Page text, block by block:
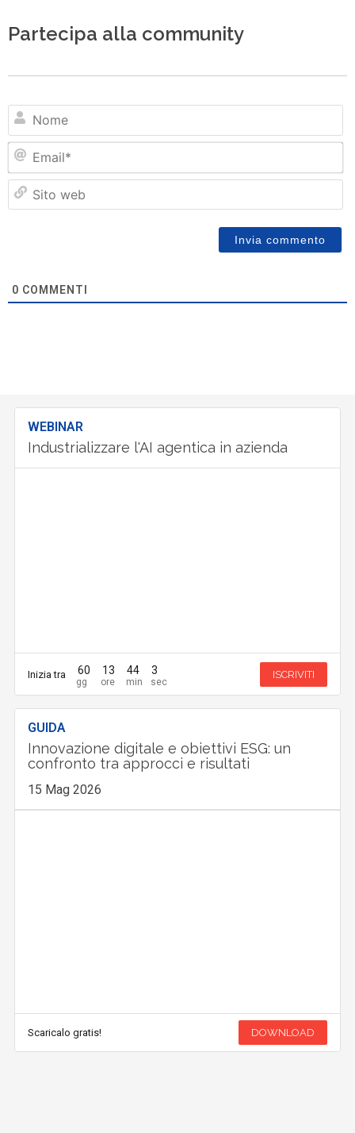
Partecipa alla community
0 COMMENTI
WEBINAR
Industrializzare l'AI agentica in azienda
Inizia tra 60 13 44 2 ISCRIVITI
GUIDA
Innovazione digitale e obiettivi ESG: un
confronto tra approcci e risultati
15 Mag 2026
Scaricalo gratis! DOWNLOAD